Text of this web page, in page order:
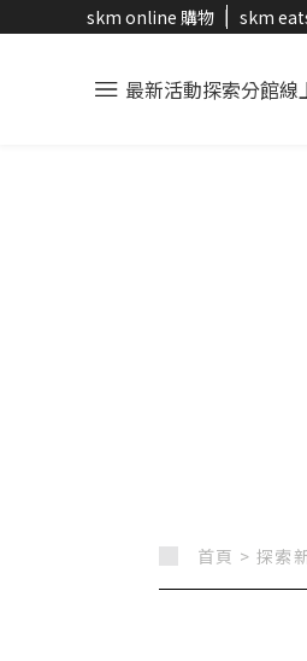
skm online 購物 skm
最新活動探索分館線
首頁 > 探索